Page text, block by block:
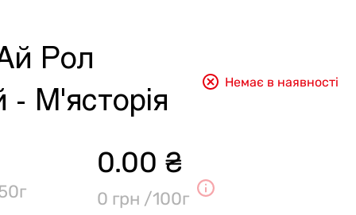
Рол
- М'ясторія
Немає в наявності
0.00 ₴
0 грн /100г